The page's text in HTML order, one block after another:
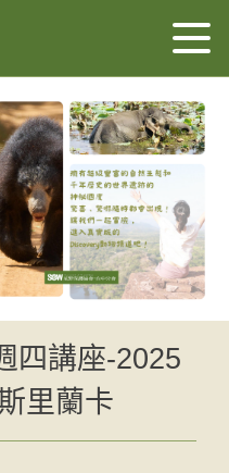
四講座-2025
里蘭卡